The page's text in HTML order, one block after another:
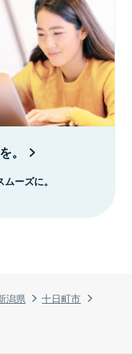
潟県
十日町市
。
ーズに。